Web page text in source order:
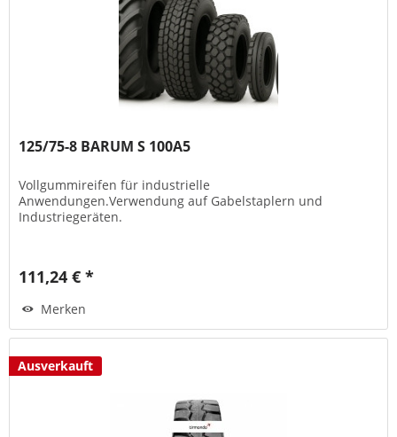
125/75-8 BARUM S 100A5
Vollgummireifen für industrielle
Anwendungen.Verwendung auf Gabelstaplern und
Industriegeräten.
111,24 € *
Merken
Ausverkauft